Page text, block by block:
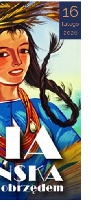
16
lutego
2026